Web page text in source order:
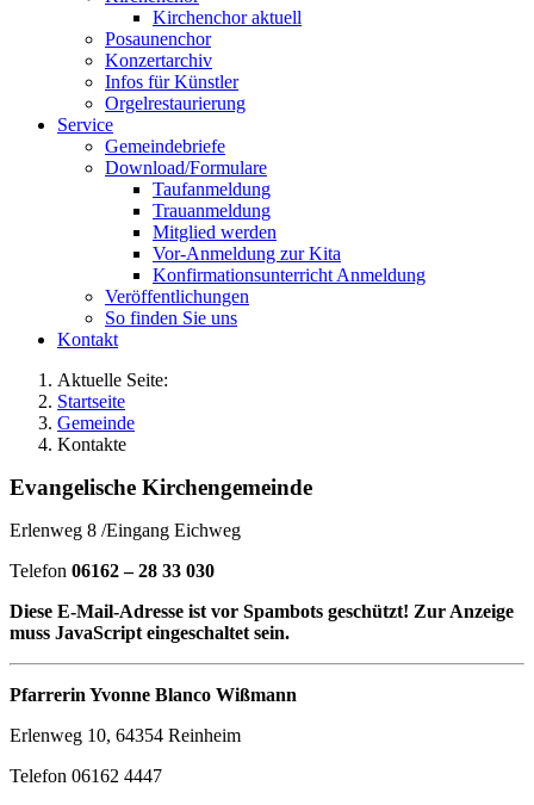
Kirchenchor aktuell
Posaunenchor
Konzertarchiv
Infos für Künstler
Orgelrestaurierung
Service
Gemeindebriefe
Download/Formulare
Taufanmeldung
Trauanmeldung
Mitglied werden
Vor-Anmeldung zur Kita
Konfirmationsunterricht Anmeldung
Veröffentlichungen
So finden Sie uns
Kontakt
Aktuelle Seite:
Startseite
Gemeinde
Kontakte
Evangelische Kirchengemeinde
Erlenweg 8 /Eingang Eichweg
Telefon 06162 – 28 33 030
Diese E-Mail-Adresse ist vor Spambots geschützt! Zur Anzeige
muss JavaScript eingeschaltet sein.
Pfarrerin Yvonne Blanco Wißmann
Erlenweg 10, 64354 Reinheim
Telefon 06162 4447